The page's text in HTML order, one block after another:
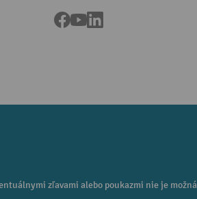
Facebook
YouTube
zľavami alebo poukazmi nie je